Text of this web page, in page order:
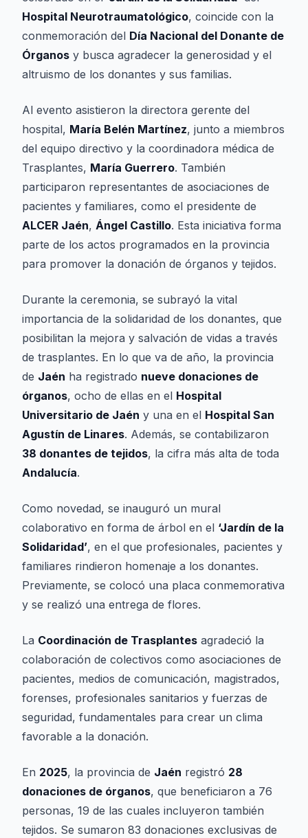
Hospital Neurotraumatológico, coincide con la
conmemoración del Día Nacional del Donante de
Órganos y busca agradecer la generosidad y el
altruismo de los donantes y sus familias.
Al evento asistieron la directora gerente del
hospital, María Belén Martínez, junto a miembros
del equipo directivo y la coordinadora médica de
Trasplantes, María Guerrero. También
participaron representantes de asociaciones de
pacientes y familiares, como el presidente de
ALCER Jaén, Ángel Castillo. Esta iniciativa forma
parte de los actos programados en la provincia
para promover la donación de órganos y tejidos.
Durante la ceremonia, se subrayó la vital
importancia de la solidaridad de los donantes, que
posibilitan la mejora y salvación de vidas a través
de trasplantes. En lo que va de año, la provincia
de Jaén ha registrado nueve donaciones de
órganos, ocho de ellas en el Hospital
Universitario de Jaén y una en el Hospital San
Agustín de Linares. Además, se contabilizaron
38 donantes de tejidos, la cifra más alta de toda
Andalucía.
Como novedad, se inauguró un mural
colaborativo en forma de árbol en el ‘Jardín de la
Solidaridad’, en el que profesionales, pacientes y
familiares rindieron homenaje a los donantes.
Previamente, se colocó una placa conmemorativa
y se realizó una entrega de flores.
La Coordinación de Trasplantes agradeció la
colaboración de colectivos como asociaciones de
pacientes, medios de comunicación, magistrados,
forenses, profesionales sanitarios y fuerzas de
seguridad, fundamentales para crear un clima
favorable a la donación.
En 2025, la provincia de Jaén registró 28
donaciones de órganos, que beneficiaron a 76
personas, 19 de las cuales incluyeron también
tejidos. Se sumaron 83 donaciones exclusivas de